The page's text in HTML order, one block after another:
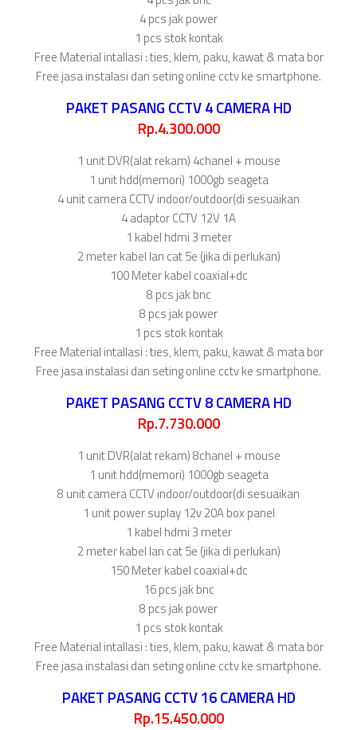
4 pcs jak power
1 pcs stok kontak
Free Material intallasi : ties, klem, paku, kawat & mata bor
Free jasa instalasi dan seting online cctv ke smartphone.
PAKET PASANG CCTV 4 CAMERA HD
Rp.4.300.000
1 unit DVR(alat rekam) 4chanel + mouse
1 unit hdd(memori) 1000gb seageta
4 unit camera CCTV indoor/outdoor(di sesuaikan
4 adaptor CCTV 12V 1A
1 kabel hdmi 3 meter
2 meter kabel lan cat 5e (jika di perlukan)
100 Meter kabel coaxial+dc
8 pcs jak bnc
8 pcs jak power
1 pcs stok kontak
Free Material intallasi : ties, klem, paku, kawat & mata bor
Free jasa instalasi dan seting online cctv ke smartphone.
PAKET PASANG CCTV 8 CAMERA HD
Rp.7.730.000
1 unit DVR(alat rekam) 8chanel + mouse
1 unit hdd(memori) 1000gb seageta
8 unit camera CCTV indoor/outdoor(di sesuaikan
1 unit power suplay 12v 20A box panel
1 kabel hdmi 3 meter
2 meter kabel lan cat 5e (jika di perlukan)
150 Meter kabel coaxial+dc
16 pcs jak bnc
8 pcs jak power
1 pcs stok kontak
Free Material intallasi : ties, klem, paku, kawat & mata bor
Free jasa instalasi dan seting online cctv ke smartphone.
PAKET PASANG CCTV 16 CAMERA HD
Rp.15.450.000